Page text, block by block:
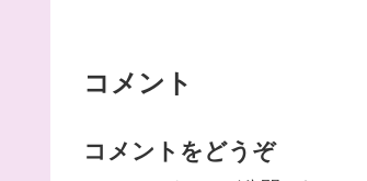
コメント
コメントをどうぞ